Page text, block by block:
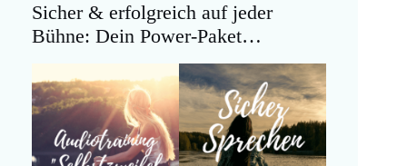
Sicher & erfolgreich auf jeder
Bühne: Dein Power-Paket…